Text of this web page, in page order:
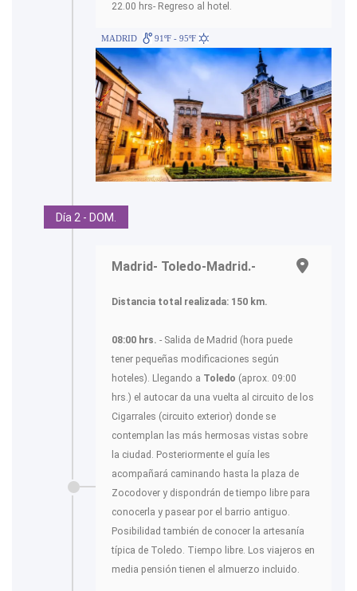
22.00 hrs- Regreso al hotel.
MADRID 91ºF - 95ºF
Día 2 - DOM.
Madrid- Toledo-Madrid.-
Distancia total realizada: 150 km.
08:00 hrs. - Salida de Madrid (hora puede
tener pequeñas modificaciones según
hoteles). Llegando a Toledo (aprox. 09:00
hrs.) el autocar da una vuelta al circuito de los
Cigarrales (circuito exterior) donde se
contemplan las más hermosas vistas sobre
la ciudad. Posteriormente el guía les
acompañará caminando hasta la plaza de
Zocodover y dispondrán de tiempo libre para
conocerla y pasear por el barrio antiguo.
Posibilidad también de conocer la artesanía
típica de Toledo. Tiempo libre. Los viajeros en
media pensión tienen el almuerzo incluido.